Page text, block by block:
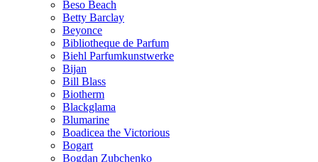
Beso Beach
Betty Barclay
Beyonce
Bibliotheque de Parfum
Biehl Parfumkunstwerke
Bijan
Bill Blass
Biotherm
Blackglama
Blumarine
Boadicea the Victorious
Bogart
Bogdan Zubchenko